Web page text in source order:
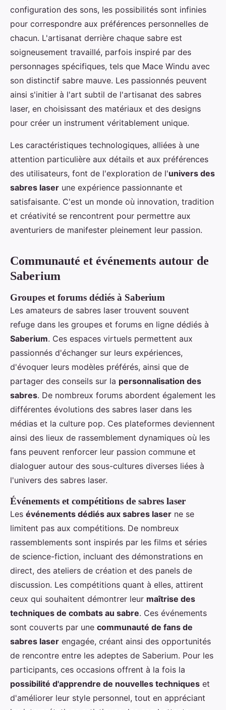
configuration des sons, les possibilités sont infinies
pour correspondre aux préférences personnelles de
chacun. L'artisanat derrière chaque sabre est
soigneusement travaillé, parfois inspiré par des
personnages spécifiques, tels que Mace Windu avec
son distinctif sabre mauve. Les passionnés peuvent
ainsi s'initier à l'art subtil de l'artisanat des sabres
laser, en choisissant des matériaux et des designs
pour créer un instrument véritablement unique.
Les caractéristiques technologiques, alliées à une
attention particulière aux détails et aux préférences
des utilisateurs, font de l'exploration de l'univers des
sabres laser une expérience passionnante et
satisfaisante. C'est un monde où innovation, tradition
et créativité se rencontrent pour permettre aux
aventuriers de manifester pleinement leur passion.
Communauté et événements autour de
Saberium
Groupes et forums dédiés à Saberium
Les amateurs de sabres laser trouvent souvent
refuge dans les groupes et forums en ligne dédiés à
Saberium. Ces espaces virtuels permettent aux
passionnés d'échanger sur leurs expériences,
d'évoquer leurs modèles préférés, ainsi que de
partager des conseils sur la personnalisation des
sabres. De nombreux forums abordent également les
différentes évolutions des sabres laser dans les
médias et la culture pop. Ces plateformes deviennent
ainsi des lieux de rassemblement dynamiques où les
fans peuvent renforcer leur passion commune et
dialoguer autour des sous-cultures diverses liées à
l'univers des sabres laser.
Événements et compétitions de sabres laser
Les événements dédiés aux sabres laser ne se
limitent pas aux compétitions. De nombreux
rassemblements sont inspirés par les films et séries
de science-fiction, incluant des démonstrations en
direct, des ateliers de création et des panels de
discussion. Les compétitions quant à elles, attirent
ceux qui souhaitent démontrer leur maîtrise des
techniques de combats au sabre. Ces événements
sont couverts par une communauté de fans de
sabres laser engagée, créant ainsi des opportunités
de rencontre entre les adeptes de Saberium. Pour les
participants, ces occasions offrent à la fois la
possibilité d'apprendre de nouvelles techniques et
d'améliorer leur style personnel, tout en appréciant